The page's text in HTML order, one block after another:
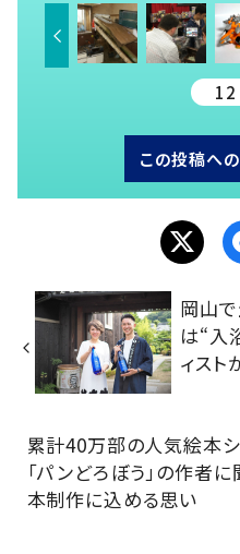
この投稿へ
岡山
は“入
ィスト
累計40万部の人気絵本
「パンどろぼう」の作者に
本制作に込める思い